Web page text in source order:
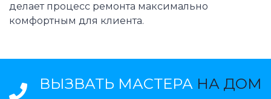
делает процесс ремонта максимально
комфортным для клиента.
ВЫЗВАТЬ МАСТЕРА НА ДОМ